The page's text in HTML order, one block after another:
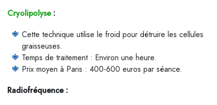
Cryolipolyse:
Cette technique utilise le froid pour détruire les cellules
graisseuses.
Temps de traitement : Environ une heure.
Prix moyen à Paris : 400-600 euros par séance.
Radiofréquence :